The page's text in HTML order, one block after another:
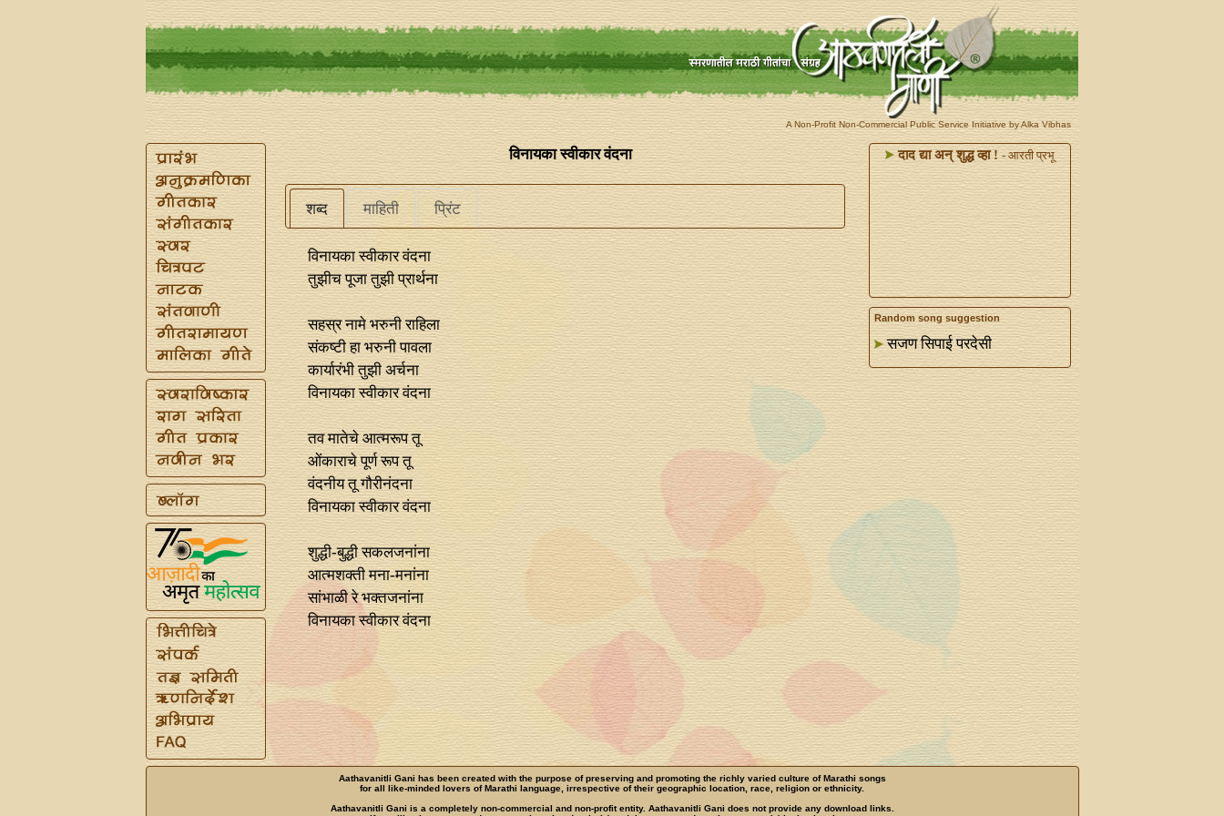
A Non-Profit Non-Commercial Public Service Initiative by Alka Vibhas
विनायका स्वीकार वंदना
शब्द माहिती प्रिंट
विनायका स्वीकार वंदना
तुझीच पूजा तुझी प्रार्थना
सहस्र नामे भरुनी राहिला
संकष्टी हा भरुनी पावला
कार्यारंभी तुझी अर्चना
विनायका स्वीकार वंदना
तव मातेचे आत्मरूप तू
ओंकाराचे पूर्ण रूप तू
वंदनीय तू गौरीनंदना
विनायका स्वीकार वंदना
शुद्धी-बुद्धी सकलजनांना
आत्मशक्ती मना-मनांना
सांभाळी रे भक्तजनांना
विनायका स्वीकार वंदना
दाद द्या अन्‌ शुद्ध व्हा ! - आरती प्रभू
Random song suggestion
सजण सिपाई परदेसी
Aathavanitli Gani has been created with the purpose of preserving and promoting the richly varied culture of Marathi songs
for all like-minded lovers of Marathi language, irrespective of their geographic location, race, religion or ethnicity.
Aathavanitli Gani is a completely non-commercial and non-profit entity. Aathavanitli Gani does not provide any download links.